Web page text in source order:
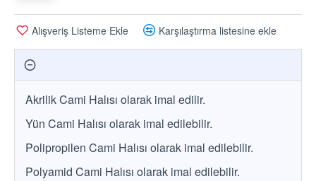
Alışveriş Listeme Ekle Karşılaştırma listesine ekle
Akrilik Cami Halısı olarak imal edilir.
Yün Cami Halısı olarak imal edilebilir.
Polipropilen Cami Halısı olarak imal edilebilir.
Polyamid Cami Halısı olarak imal edilebilir.